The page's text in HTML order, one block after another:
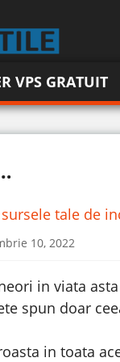
VPS GRATUIT
tale de
10, 2022
in viata
spun doar
in toata